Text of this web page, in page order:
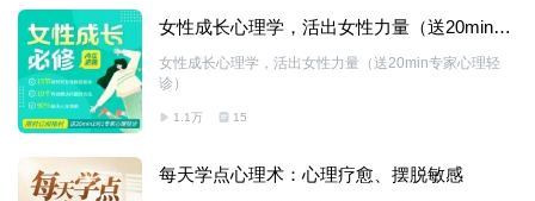
女性成长心理学，活出女性力量（送20min专
女性成长心理学，活出女性力量（送20min专家心理轻
诊）
1.1万 15
每天学点心理术：心理疗愈、摆脱敏感